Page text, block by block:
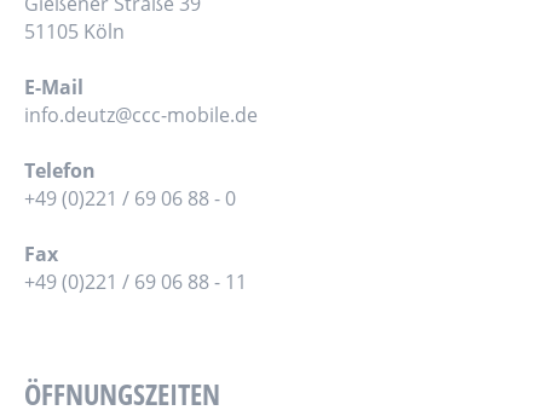
51105 Köln
E-Mail
info.deutz@ccc-mobile.de
Telefon
+49 (0)221 / 69 06 88 - 0
Fax
+49 (0)221 / 69 06 88 - 11
ÖFFNUNGSZEITEN